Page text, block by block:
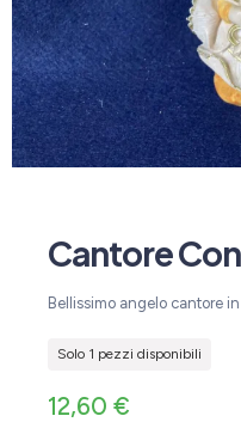
Cantore
Bellissimo angelo cantore
Solo 1 pezzi disponibili
12,60 €